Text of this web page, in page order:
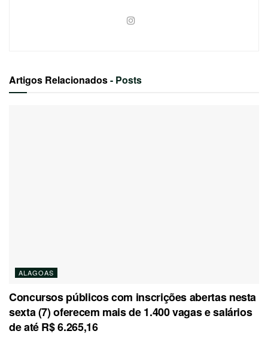
Artigos Relacionados- Posts
ALAGOAS
Concursos públicos com inscrições abertas nesta
sexta (7) oferecem mais de 1.400 vagas e salários
de até R$ 6.265,16